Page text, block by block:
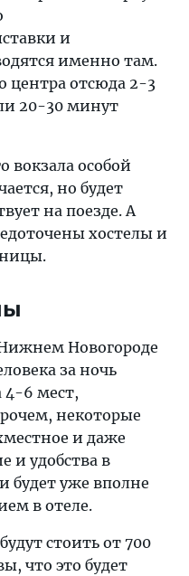
и
именно там.
центра отсюда 2-3
20-30 минут
вокзала особой
но будет
на поезде. А
хостелы и
Новогороде
за ночь
4-6 мест,
некоторые
и даже
и удобства в
будет уже вполне
в отеле.
стоить от 700
что это будет